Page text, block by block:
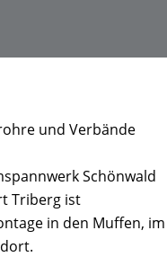
und Verbände
Schönwald
Triberg ist
in den Muffen, im